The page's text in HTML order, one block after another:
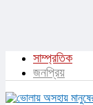
সাম্প্রতিক
জনপ্রিয়